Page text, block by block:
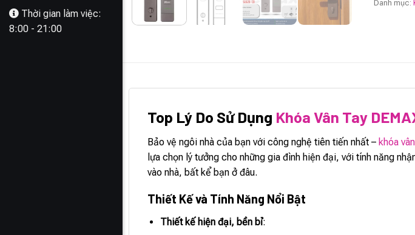
Thời gian làm việc:
8:00 - 21:00
Danh mục:
Top Lý Do Sử Dụng Khóa Vân Tay
Bảo vệ ngôi nhà của bạn với công nghệ tiên tiến nhất – khóa
lựa chọn lý tưởng cho những gia đình hiện đại, với tính năng
vào nhà, bất kể bạn ở đâu.
Thiết Kế và Tính Năng Nổi Bật
Thiết kế hiện đại, bền bỉ: